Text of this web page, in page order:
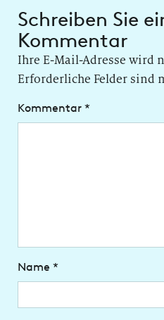
Schreiben Sie
Kommentar
Ihre E-Mail-Adresse wird
Erforderliche Felder sind
Kommentar *
Name *